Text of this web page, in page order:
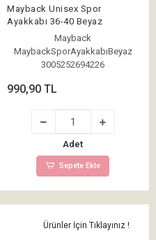
Mayback Unisex Spor
Ayakkabı 36-40 Beyaz
Mayback
MaybackSporAyakkabıBeyaz
3005252694226
990,90 TL
Adet
Sepete Ekle
Ürünler İçin Tıklayınız !